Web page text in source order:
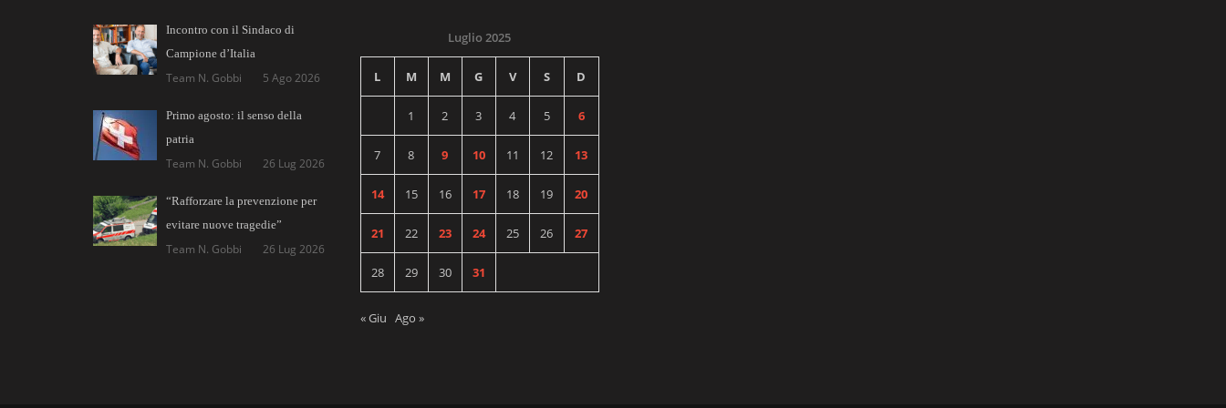
Incontro con il Sindaco di
Campione d’Italia
Team N. Gobbi 5 Ago 2026
Primo agosto: il senso della
patria
Team N. Gobbi 26 Lug 2026
“Rafforzare la prevenzione per
evitare nuove tragedie”
Team N. Gobbi 26 Lug 2026
Luglio 2025
L M M G V S D
1 2 3 4 5 6
7 8 9 10 11 12 13
14 15 16 17 18 19 20
21 22 23 24 25 26 27
28 29 30 31
« Giu Ago »